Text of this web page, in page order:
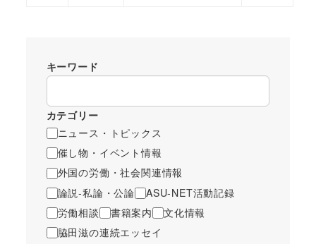
キーワード
カテゴリー
ニュース・トピックス
催し物・イベント情報
外国の労働・社会関連情報
論説-私論・公論
ASU-NET活動記録
労働相談
書籍案内
文化情報
脇田滋の連続エッセイ